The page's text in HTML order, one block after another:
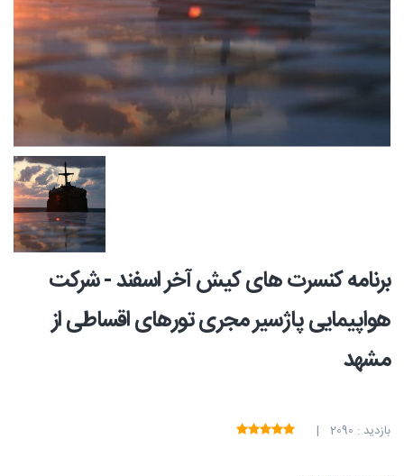
برنامه کنسرت های کیش آخر اسفند - شرکت
هواپیمایی پاژسیر مجری تورهای اقساطی از
مشهد
بازدید : 2090 |